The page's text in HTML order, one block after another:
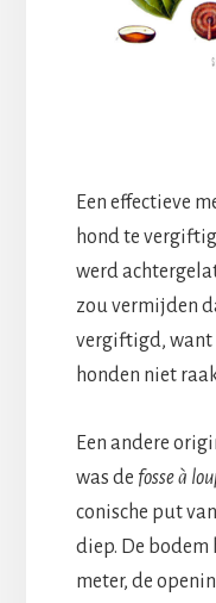
Een effectieve
hond te
werd
zou vermijden
vergiftigd, want
honden niet
Een andere
was de fosse à
conische put
diep. De bodem
meter, de